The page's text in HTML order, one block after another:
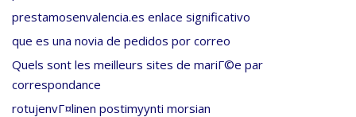
prestamosenvalencia.es enlace significativo
que es una novia de pedidos por correo
Quels sont les meilleurs sites de mariГ©e par
correspondance
rotujenvГ¤linen postimyynti morsian